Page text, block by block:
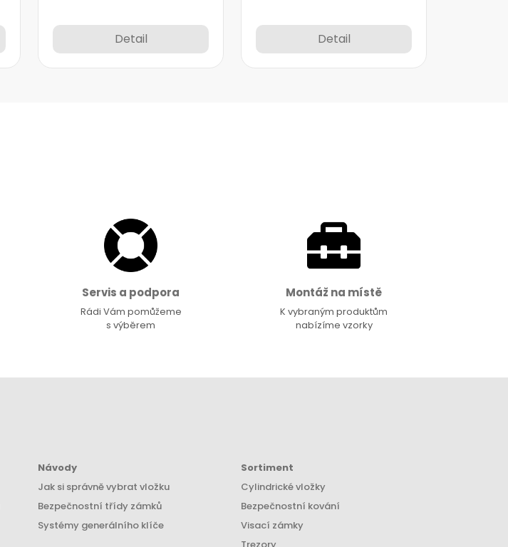
Detail Detail
Servis a podpora
Rádi Vám pomůžeme
s výběrem
Montáž na místě
K vybraným produktům
nabízíme vzorky
Návody
Jak si správně vybrat vložku
Bezpečnostní třídy zámků
Systémy generálního klíče
Sortiment
Cylindrické vložky
Bezpečnostní kování
Visací zámky